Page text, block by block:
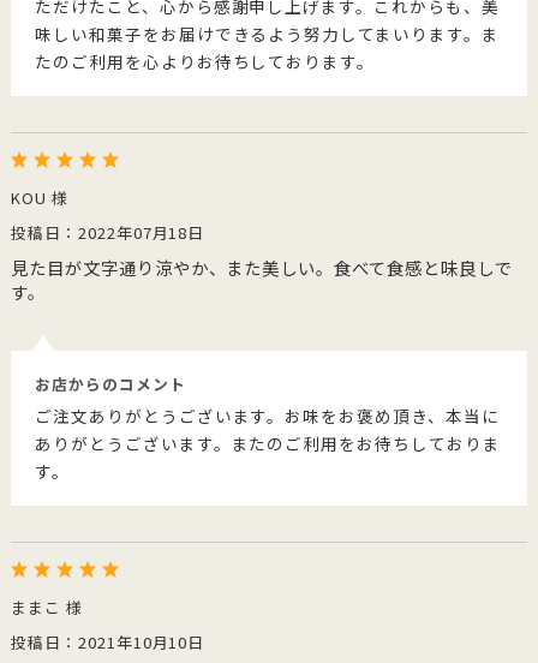
ただけたこと、心から感謝申し上げます。これからも、美
味しい和菓子をお届けできるよう努力してまいります。ま
たのご利用を心よりお待ちしております。
KOU 様
投稿日：2022年07月18日
見た目が文字通り涼やか、また美しい。食べて食感と味良しで
す。
お店からのコメント
ご注文ありがとうございます。お味をお褒め頂き、本当に
ありがとうございます。またのご利用をお待ちしておりま
す。
ままこ 様
投稿日：2021年10月10日